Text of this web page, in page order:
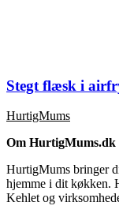
Stegt flæsk i
HurtigMums
Om HurtigMums.dk
HurtigMums bringer
hjemme i dit køkken.
Kehlet og